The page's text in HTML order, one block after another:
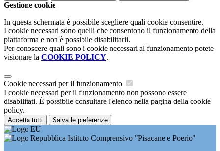
Gestione cookie
In questa schermata è possibile scegliere quali cookie consentire.
I cookie necessari sono quelli che consentono il funzionamento della
piattaforma e non è possibile disabilitarli.
Per conoscere quali sono i cookie necessari al funzionamento potete
visionare la COOKIE POLICY.
Cookie necessari per il funzionamento
I cookie necessari per il funzionamento non possono essere
disabilitati. È possibile consultare l'elenco nella pagina della cookie
policy.
Accetta tutti Salva le preferenze
Istituto Comprensivo "Pisacane e Poerio"